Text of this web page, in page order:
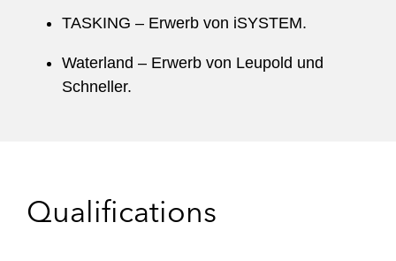
TASKING – Erwerb von iSYSTEM.
Waterland – Erwerb von Leupold und
Schneller.
Qualifications